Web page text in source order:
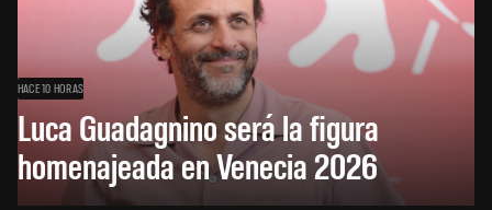
HACE 10 HORAS
Luca Guadagnino será la figura
homenajeada en Venecia 2026